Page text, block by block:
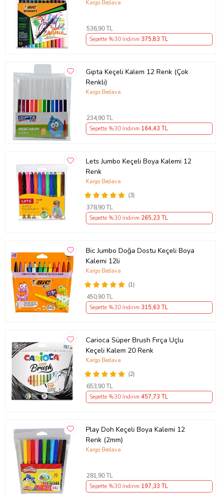
Kargo Bedava
536,90 TL
Sepette %30 İndirim 375,83 TL
Gıpta Keçeli Kalem 12 Renk (Çok
Renkli)
Kargo Bedava
234,90 TL
Sepette %30 İndirim 164,43 TL
Lets Jumbo Keçeli Boya Kalemi 12
Renk
(3)
Kargo Bedava
378,90 TL
Sepette %30 İndirim 265,23 TL
Bic Jumbo Doğa Dostu Keçeli Boya
Kalemi 12li
(1)
Kargo Bedava
450,90 TL
Sepette %30 İndirim 315,63 TL
Carioca Süper Brush Fırça Uçlu
Keçeli Kalem 20 Renk
(2)
Kargo Bedava
653,90 TL
Sepette %30 İndirim 457,73 TL
Play Doh Keçeli Boya Kalemi 12
Renk (2mm)
Kargo Bedava
281,90 TL
Sepette %30 İndirim 197,33 TL